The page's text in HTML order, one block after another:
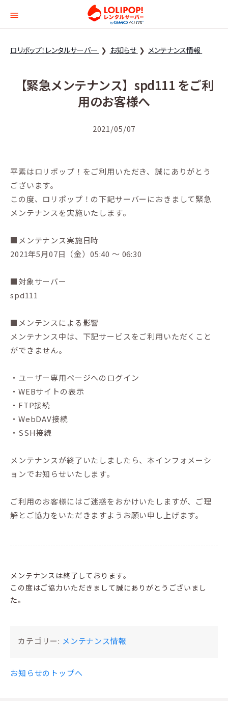
ロリポップ！レンタル
ロリポップ！レンタルサーバー お知らせ メンテナンス情報
【緊急メンテナンス】spd111 をご利
用のお客様へ
2021/05/07
平素はロリポップ！をご利用いただき、誠にありがとう
ございます。
この度、ロリポップ！の下記サーバーにおきまして緊急
メンテナンスを実施いたします。
■メンテナンス実施日時
2021年5月07日（金）05:40 ～ 06:30
■対象サーバー
spd111
■メンテンスによる影響
メンテナンス中は、下記サービスをご利用いただくこと
ができません。
・ユーザー専用ページへのログイン
・WEBサイトの表示
・FTP接続
・WebDAV接続
・SSH接続
メンテナンスが終了いたしましたら、本インフォメーシ
ョンでお知らせいたします。
ご利用のお客様にはご迷惑をおかけいたしますが、ご理
解とご協力をいただきますようお願い申し上げます。
メンテナンスは終了しております。
この度はご協力いただきまして誠にありがとうございまし
た。
カテゴリー: メンテナンス情報
お知らせのトップへ